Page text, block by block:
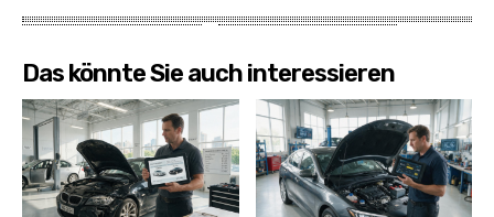
Das könnte Sie auch interessieren